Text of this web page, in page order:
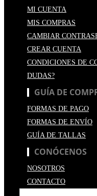
MI CUENTA
MIS COMPRAS
CAMBIAR
CREAR CUENTA
CONDICIONES DE
DUDAS?
GUÍA DE
FORMAS DE PAGO
FORMAS DE ENVÍO
GUÍA DE TALLAS
CONÓCENOS
NOSOTROS
CONTACTO